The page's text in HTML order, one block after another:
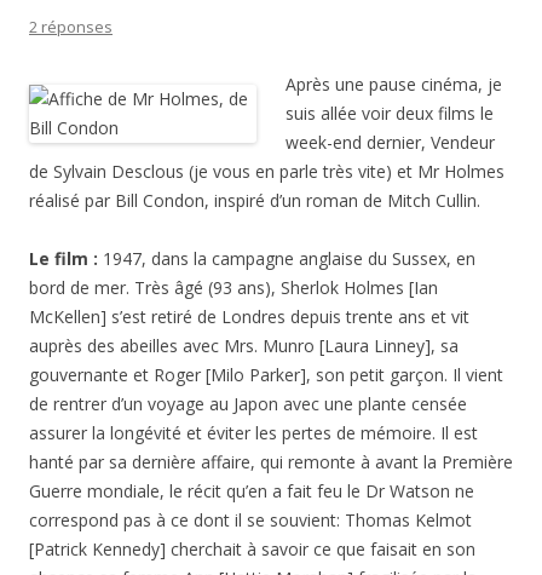
2 réponses
Après une pause cinéma, je
suis allée voir deux films le
week-end dernier, Vendeur
de Sylvain Desclous (je vous en parle très vite) et Mr Holmes
réalisé par Bill Condon, inspiré d’un roman de Mitch Cullin.
Le film : 1947, dans la campagne anglaise du Sussex, en
bord de mer. Très âgé (93 ans), Sherlok Holmes [Ian
McKellen] s’est retiré de Londres depuis trente ans et vit
auprès des abeilles avec Mrs. Munro [Laura Linney], sa
gouvernante et Roger [Milo Parker], son petit garçon. Il vient
de rentrer d’un voyage au Japon avec une plante censée
assurer la longévité et éviter les pertes de mémoire. Il est
hanté par sa dernière affaire, qui remonte à avant la Première
Guerre mondiale, le récit qu’en a fait feu le Dr Watson ne
correspond pas à ce dont il se souvient: Thomas Kelmot
[Patrick Kennedy] cherchait à savoir ce que faisait en son